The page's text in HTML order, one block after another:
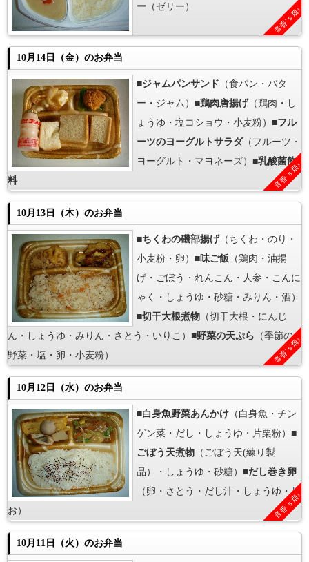
ー （ゼリー） 音香’ｓ畑♪
10月14日（金）のお弁当
■ジャムパンサンド （食パン・バタ
ー・ジャム）■鶏肉唐揚げ（鶏肉・し
ょうゆ・塩コショウ・小麦粉）■フル
ーツのヨーグルトサラダ（フルーツ・
ヨーグルト・マヨネーズ）■乳酸菌飲
料
音香’ｓ畑♪
10月13日（木）のお弁当
■ちくわの磯部揚げ（ちくわ・のり・
小麦粉・卵）■味ご飯 （鶏肉・油揚
げ・ごぼう・れんこん・人参・こんに
ゃく・しょうゆ・砂糖・みりん・酒）
■切干大根煮物 （切干大根・にんじ
ん・しょうゆ・みりん・さとう・いりこ）■野菜の天ぷら （季節の
野菜・塩・卵・小麦粉）
音香’ｓ畑♪
10月12日（水）のお弁当
■白身魚野菜あんかけ （白身魚・チン
ゲン菜・だし・しょうゆ・片栗粉）■
ごぼう天煮物 （ごぼう天(練り製
品）・しょうゆ・砂糖）■だし巻き卵
（卵・さとう・だし汁・しょうゆ・し
お）
音香’ｓ畑♪
10月11日（火）のお弁当